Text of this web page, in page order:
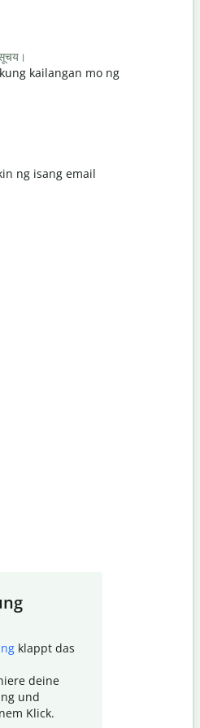
kailangan mo ng
ng isang email
klappt das
deine
und
Klick.